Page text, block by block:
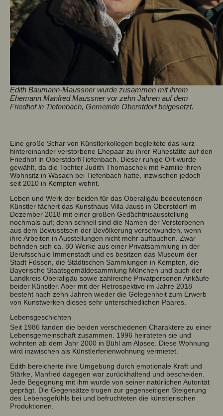
Edith Baumann-Maussner wurde zusammen mit ihrem
Ehemann Manfred Maussner vor zehn Jahren auf dem
Friedhof in Tiefenbach, Gemeinde Oberstdorf beigesetzt.
Eine große Schar von Künstlerkollegen begleitete das kurz
hintereinander verstorbene Ehepaar zu ihrer Ruhestätte auf den
Friedhof in Oberstdorf/Tiefenbach. Dieser ruhige Ort wurde
gewählt, da die Tochter Judith Thomaschek mit Familie ihren
Wohnsitz in Wasach bei Tiefenbach hatte, inzwischen jedoch
seit 2010 in Kempten wohnt.
Leben und Werk der beiden für das Oberallgäu bedeutenden
Künstler fächert das Kunsthaus Villa Jauss in Oberstdorf im
Dezember 2018 mit einer großen Gedächtnisausstellung
nochmals auf; denn schnell sind die Namen der Verstorbenen
aus dem Bewusstsein der Bevölkerung verschwunden, wenn
ihre Arbeiten in Ausstellungen nicht mehr auftauchen. Zwar
befinden sich ca. 80 Werke aus einer Privatsammlung in der
Berufsschule Immenstadt und es besitzen das Museum der
Stadt Füssen, die Städtischen Sammlungen in Kempten, die
Bayerische Staatsgemäldesammlung München und auch der
Landkreis Oberallgäu sowie zahlreiche Privatpersonen Ankäufe
beider Künstler. Aber mit der Retrospektive im Jahre 2018
besteht nach zehn Jahren wieder die Gelegenheit zum Erwerb
von Kunstwerken dieses sehr unterschiedlichen Paares.
Lebensgeschichten
Seit 1986 fanden die beiden verschiedenen Charaktere zu einer
Lebensgemeinschaft zusammen. 1996 heirateten sie und
wohnten ab dem Jahr 2000 in Bühl am Alpsee. Diese Wohnung
wird inzwischen als Künstlerferienwohnung vermietet.
Edith bereicherte ihre Umgebung durch emotionale Kraft und
Stärke, Manfred dagegen war zurückhaltend und bescheiden.
Jede Begegnung mit ihm wurde von seiner natürlichen Autorität
geprägt. Die Gegensätze trugen zur gegenseitigen Steigerung
des Lebensgefühls bei und befruchteten die künstlerischen
Produktionen.